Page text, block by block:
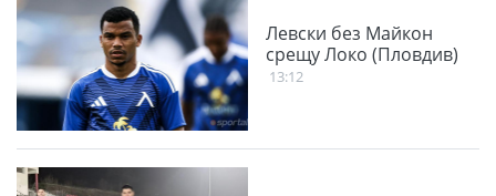
Левски без Майкон
срещу Локо (Пловдив)
13:12